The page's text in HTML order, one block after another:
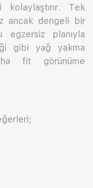
kolaylaştırır. Tek
ancak dengeli bir
planıyla
gibi yağ yakma
fit görünüme